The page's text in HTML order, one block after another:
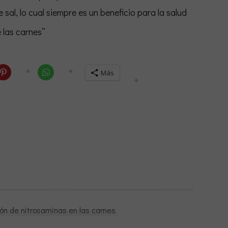
lo cual siempre es un beneficio para la salud
carnes”
Haz
clic
Haz
clic Más
de nitrosaminas en las carnes